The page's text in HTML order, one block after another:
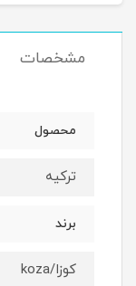
مشخصات
محصول
ترکیه
برند
کوزا/koza